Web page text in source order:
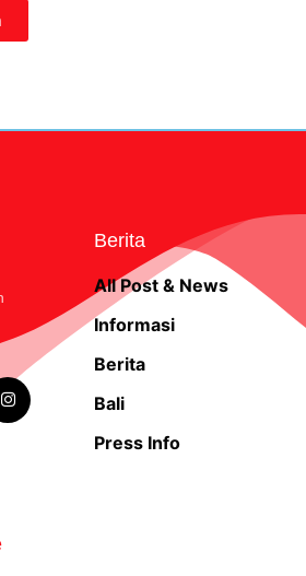
Berita
All Post & News
Informasi
Berita
Bali
Press Info